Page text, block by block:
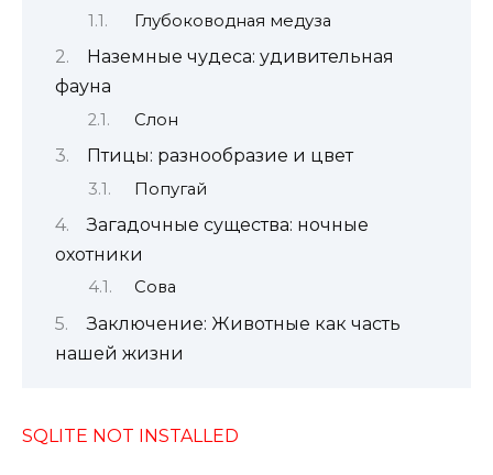
Глубоководная медуза
Наземные чудеса: удивительная
фауна
Слон
Птицы: разнообразие и цвет
Попугай
Загадочные существа: ночные
охотники
Сова
Заключение: Животные как часть
нашей жизни
SQLITE NOT INSTALLED